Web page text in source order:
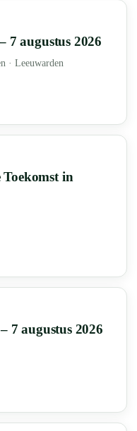
7 augustus 2026
· Leeuwarden
in
7 augustus 2026